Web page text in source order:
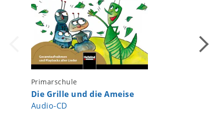
Primarschule
Die Grille und die Ameise
Audio-CD